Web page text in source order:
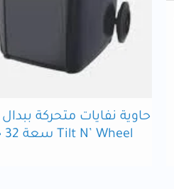
حاوية نفايات متحركة
Tilt N’ Wheel سعة 32 جالون